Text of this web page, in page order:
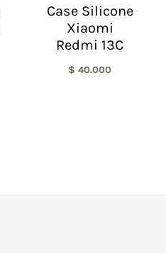
Case Silicone
Xiaomi
Redmi 13C
$ 40.000